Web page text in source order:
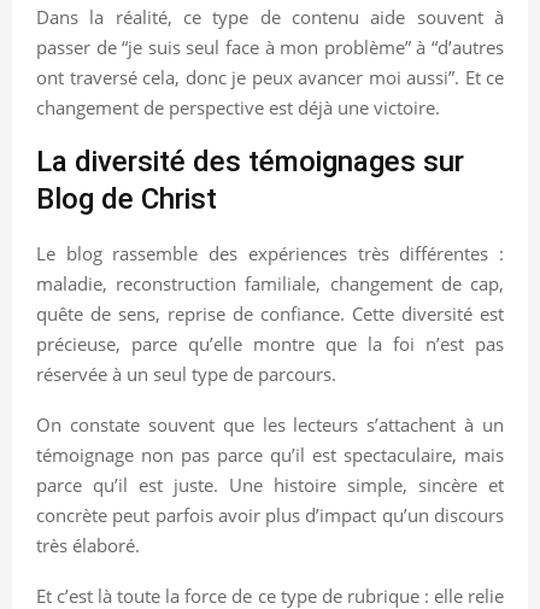
Dans la réalité, ce type de contenu aide souvent à
passer de “je suis seul face à mon problème” à “d’autres
ont traversé cela, donc je peux avancer moi aussi”. Et ce
changement de perspective est déjà une victoire.
La diversité des témoignages sur
Blog de Christ
Le blog rassemble des expériences très différentes :
maladie, reconstruction familiale, changement de cap,
quête de sens, reprise de confiance. Cette diversité est
précieuse, parce qu’elle montre que la foi n’est pas
réservée à un seul type de parcours.
On constate souvent que les lecteurs s’attachent à un
témoignage non pas parce qu’il est spectaculaire, mais
parce qu’il est juste. Une histoire simple, sincère et
concrète peut parfois avoir plus d’impact qu’un discours
très élaboré.
Et c’est là toute la force de ce type de rubrique : elle relie